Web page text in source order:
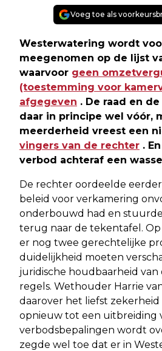
Voeg toe als
Westerwatering wordt
meegenomen op de lijst
waarvoor geen
(toestemming voor
afgegeven . De raad en
daar in principe wel vóór,
meerderheid vreest een
vingers van de rechter .
verbod achteraf een
De rechter oordeelde
beleid voor verkamering
onderbouwd had en
terug naar de tekentafel.
er nog twee gerechtelijke
duidelijkheid moeten
juridische houdbaarheid van
regels. Wethouder Harrie
daarover het liefst zekerheid
opnieuw tot een uitbreiding
verbodsbepalingen wordt
zegde wel toe dat er in